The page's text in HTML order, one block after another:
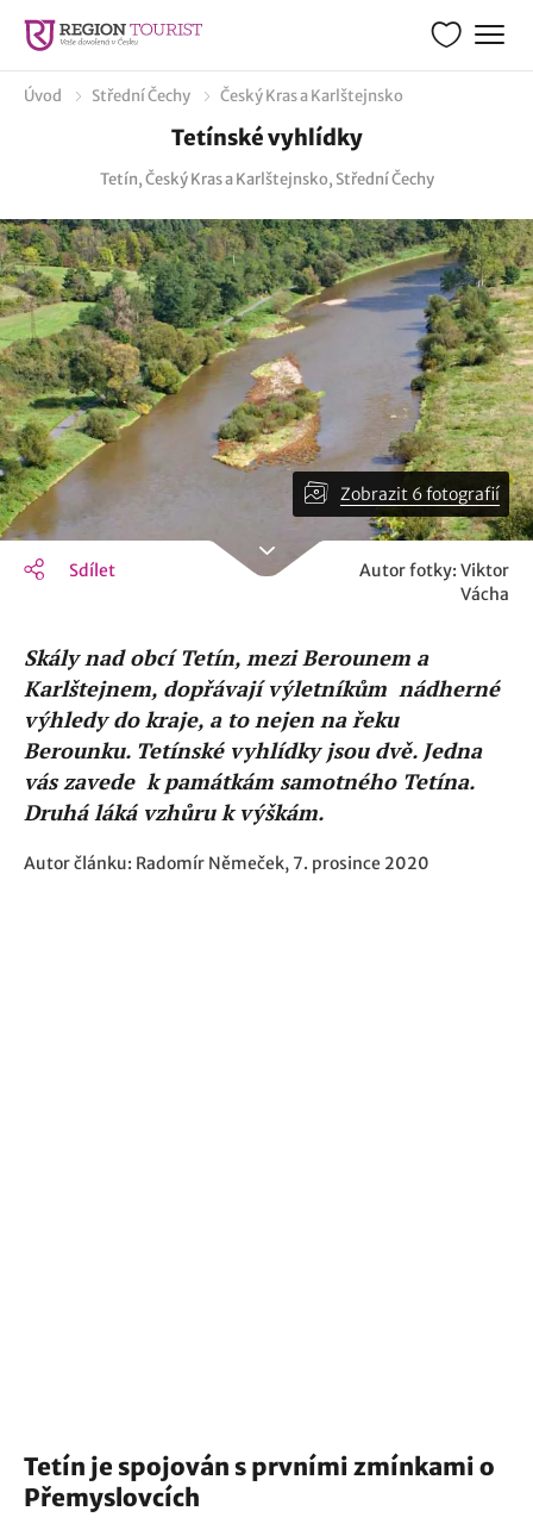
Úvod Střední Čechy Český Kras a Karlštejnsko
Tetínské vyhlídky
Tetín, Český Kras a Karlštejnsko, Střední Čechy
Zobrazit 6 fotografií
Sdílet
Autor fotky: Viktor
Vácha
Skály nad obcí Tetín, mezi Berounem a
Karlštejnem, dopřávají výletníkům nádherné
výhledy do kraje, a to nejen na řeku
Berounku. Tetínské vyhlídky jsou dvě. Jedna
vás zavede k památkám samotného Tetína.
Druhá láká vzhůru k výškám.
Autor článku: Radomír Němeček, 7. prosince 2020
Tetín je spojován s prvními zmínkami o
Přemyslovcích